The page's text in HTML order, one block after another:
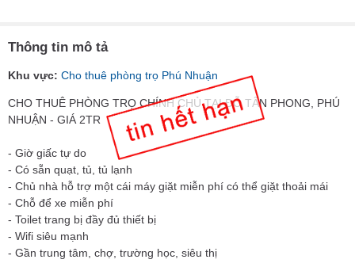
Thông tin mô tả
Khu vực: Cho thuê phòng trọ Phú Nhuận
CHO THUÊ PHÒNG TRỌ CHÍNH CHỦ TẠI ĐỖ TẤN PHONG, PHÚ
NHUẬN - GIÁ 2TR
- Giờ giấc tự do
- Có sẵn quạt, tủ, tủ lạnh
- Chủ nhà hỗ trợ một cái máy giặt miễn phí có thể giặt thoải mái
- Chỗ để xe miễn phí
- Toilet trang bị đầy đủ thiết bị
- Wifi siêu mạnh
- Gần trung tâm, chợ, trường học, siêu thị